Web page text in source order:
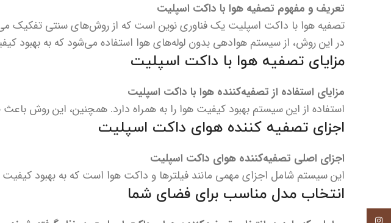
تعریف و مفهوم تصفیه هوا با داکت اسپلیت
تصفیه هوا با داکت اسپلیت یک فناوری نوین است که از روش‌های سنتی تفکیک
در این روش، از سیستم هوادهی بدون لوله‌های هوا استفاده می‌شود که به بهبود
مزایای تصفیه هوا با داکت اسپلیت
مزایای استفاده از تصفیه‌کننده هوا با داکت اسپلیت
استفاده از این سیستم بهبود کیفیت هوا را به همراه دارد. همچنین، این روش
اجزای تصفیه کننده هوای داکت اسپلیت
اجزای اصلی تصفیه‌کننده هوای داکت اسپلیت
این سیستم شامل اجزای مهمی مانند فیلترها و داکت هوا است که به بهبود
انتخاب مدل مناسب برای فضای شما